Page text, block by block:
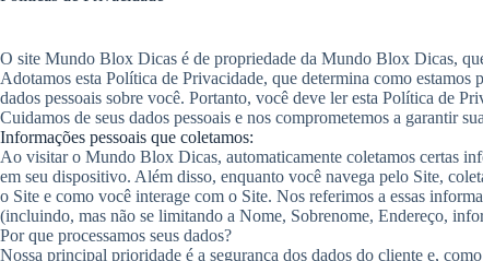
O site Mundo Blox Dicas é de propriedade da Mundo Blox Dicas,
Adotamos esta Política de Privacidade, que determina como
dados pessoais sobre você. Portanto, você deve ler esta Política de
Cuidamos de seus dados pessoais e nos comprometemos a garantir
Informações pessoais que coletamos:
Ao visitar o Mundo Blox Dicas, automaticamente coletamos certas
em seu dispositivo. Além disso, enquanto você navega pelo Site,
o Site e como você interage com o Site. Nos referimos a essas
(incluindo, mas não se limitando a Nome, Sobrenome, Endereço,
Por que processamos seus dados?
Nossa principal prioridade é a segurança dos dados do cliente e,